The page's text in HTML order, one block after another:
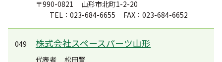
〒990-0821
山形市北町1-2-20
TEL：023-684-6655
FAX：023-684-6652
049 株式会社スペースパーツ山形
代表者
松田賢